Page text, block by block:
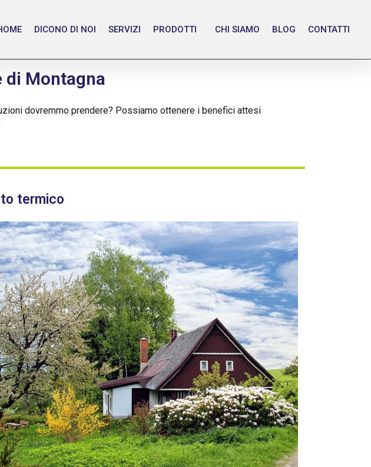
DICONO DI NOI SERVIZI PRODOTTI CHI SIAMO BLOG CONTATTI
di Montagna
dovremmo prendere? Possiamo ottenere i benefici attesi
termico